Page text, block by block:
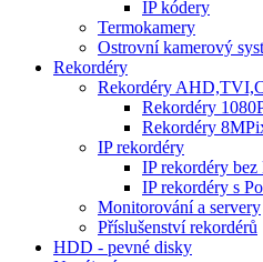
IP kódery
Termokamery
Ostrovní kamerový
Rekordéry
Rekordéry
Rekordéry
Rekordéry
IP rekordéry
IP rekordéry bez
IP rekordéry s
Monitorování a servery
Příslušenství rekordérů
HDD - pevné disky